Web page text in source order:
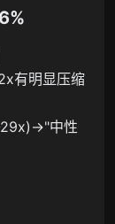
有明显压缩
29x)→"中性